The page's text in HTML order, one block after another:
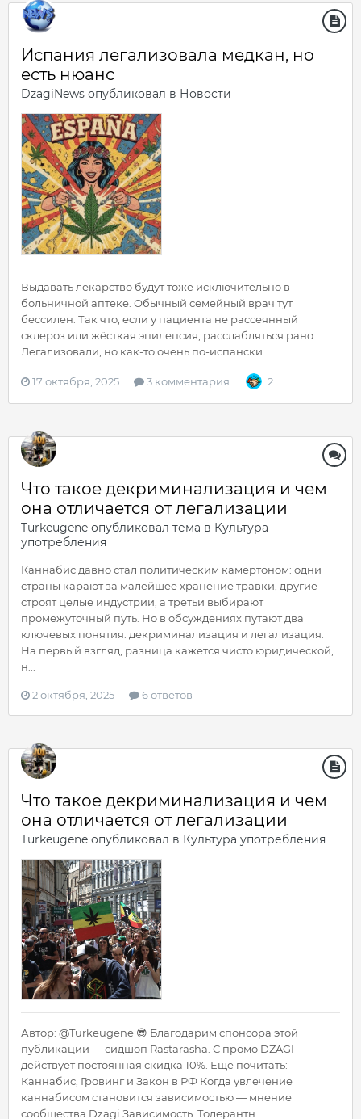
Испания легализовала медкан, но
есть нюанс
DzagiNews опубликовал в Новости
Выдавать лекарство будут тоже исключительно в
больничной аптеке. Обычный семейный врач тут
бессилен. Так что, если у пациента не рассеянный
склероз или жёсткая эпилепсия, расслабляться рано.
Легализовали, но как-то очень по-испански.
17 октября, 2025 3 комментария 2
Что такое декриминализация и чем
она отличается от легализации
Turkeugene опубликовал тема в Культура
употребления
Каннабис давно стал политическим камертоном: одни
страны карают за малейшее хранение травки, другие
строят целые индустрии, а третьи выбирают
промежуточный путь. Но в обсуждениях путают два
ключевых понятия: декриминализация и легализация.
На первый взгляд, разница кажется чисто юридической,
н...
2 октября, 2025 6 ответов
Что такое декриминализация и чем
она отличается от легализации
Turkeugene опубликовал в Культура употребления
Автор: @Turkeugene 😎 Благодарим спонсора этой
публикации — сидшоп Rastarasha. С промо DZAGI
действует постоянная скидка 10%. Еще почитать:
Каннабис, Гровинг и Закон в РФ Когда увлечение
каннабисом становится зависимостью — мнение
сообщества Dzagi Зависимость. Толерантн...